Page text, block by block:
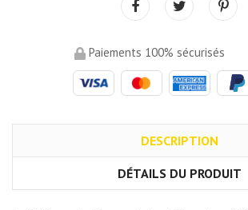
Paiements 100% sécurisés
DESCRIPTION
DÉTAILS DU PRODUIT